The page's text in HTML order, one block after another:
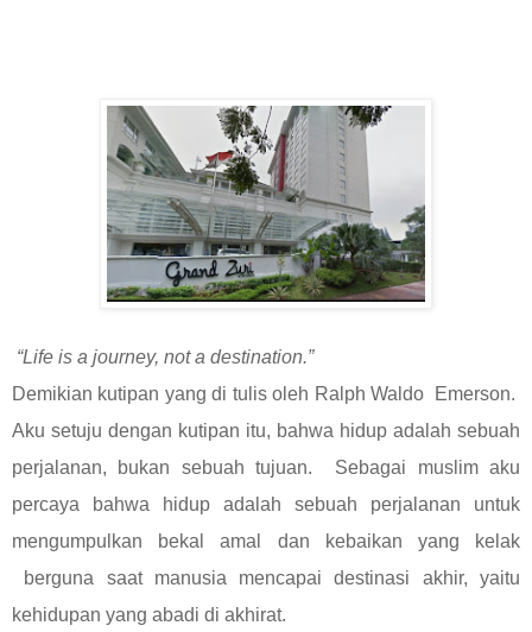
“Life is a journey, not a destination.”
Demikian kutipan yang di tulis oleh Ralph Waldo Emerson.
Aku setuju dengan kutipan itu, bahwa hidup adalah sebuah
perjalanan, bukan sebuah tujuan. Sebagai muslim aku
percaya bahwa hidup adalah sebuah perjalanan untuk
mengumpulkan bekal amal dan kebaikan yang kelak
berguna saat manusia mencapai destinasi akhir, yaitu
kehidupan yang abadi di akhirat.